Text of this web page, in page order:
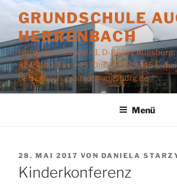
Zum
Inhalt
springen
GRUNDSCHULE
HERRENBACH
Herrenbachstraße 41, D-86161
3249440, Fax: +49 (0)821-3249445 E-
herrenbach.gs.stadt@augsburg.de
Menü
VERÖFFENTLICHT
AM
28. MAI 2017 VON DANIELA
Kinderkonferenz